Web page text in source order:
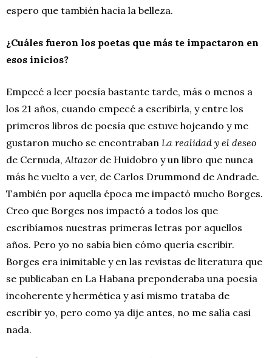
espero que también hacia la belleza.
¿Cuáles fueron los poetas que más te impactaron en
esos inicios?
Empecé a leer poesía bastante tarde, más o menos a
los 21 años, cuando empecé a escribirla, y entre los
primeros libros de poesía que estuve hojeando y me
gustaron mucho se encontraban La realidad y el deseo
de Cernuda, Altazorde Huidobro y un libro que nunca
más he vuelto a ver, de Carlos Drummond de Andrade.
También por aquella época me impactó mucho Borges.
Creo que Borges nos impactó a todos los que
escribíamos nuestras primeras letras por aquellos
años. Pero yo no sabía bien cómo quería escribir.
Borges era inimitable y en las revistas de literatura que
se publicaban en La Habana preponderaba una poesía
incoherente y hermética y así mismo trataba de
escribir yo, pero como ya dije antes, no me salía casi
nada.